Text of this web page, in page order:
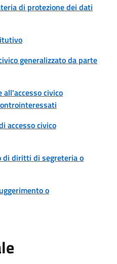
di protezione dei dati
generalizzato da parte
all'accesso civico
accesso civico
di diritti di segreteria o
o